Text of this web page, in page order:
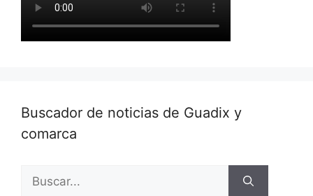
Buscador de noticias de Guadix y
comarca
Buscar: